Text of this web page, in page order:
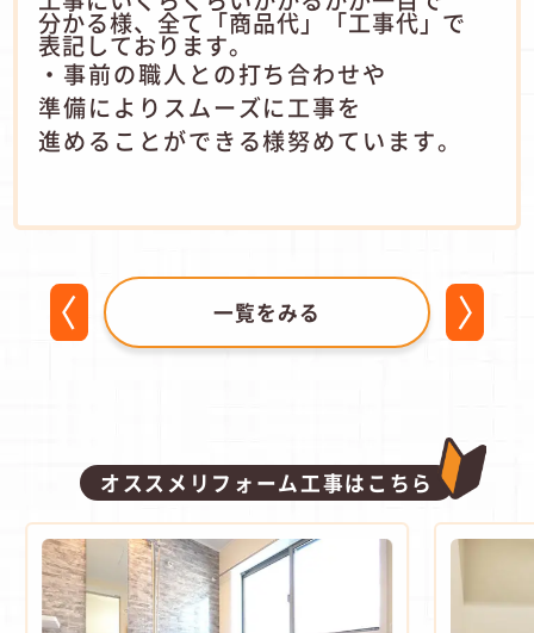
分かる様、全て「商品代」「工事代」で
表記しております。
・事前の職人との打ち合わせや
準備によりスムーズに工事を
進めることができる様努めています。
一覧をみる
オススメリフォーム工事はこちら